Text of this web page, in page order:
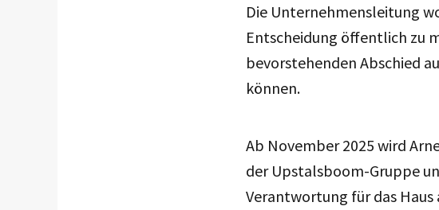
Die Unternehmensleitung
Entscheidung öffentlich zu
bevorstehenden Abschied
können.
Ab November 2025 wird
der Upstalsboom-Gruppe
Verantwortung für das